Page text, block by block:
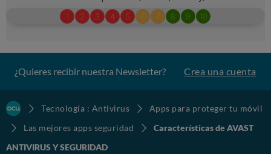
¿Quieres recibir nuestra Newsletter? Crea una cuenta
Tecnología : Antivirus
Apps para proteger tu móvil
Las mejores apps seguridad
Características de AVAST
ANTIVIRUS Y SEGURIDAD